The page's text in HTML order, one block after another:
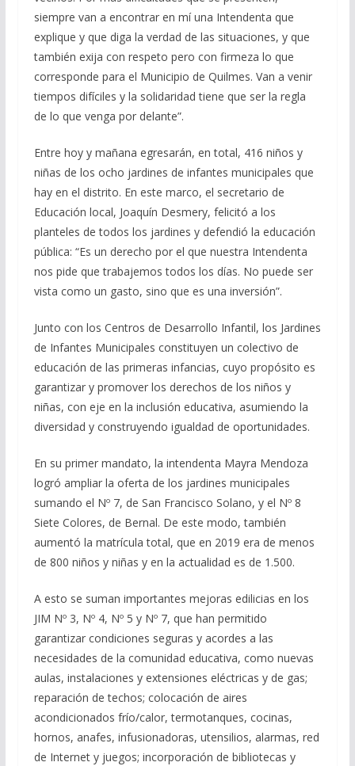
siempre van a encontrar en mí una Intendenta que
explique y que diga la verdad de las situaciones, y que
también exija con respeto pero con firmeza lo que
corresponde para el Municipio de Quilmes. Van a venir
tiempos difíciles y la solidaridad tiene que ser la regla
de lo que venga por delante”.
Entre hoy y mañana egresarán, en total, 416 niños y
niñas de los ocho jardines de infantes municipales que
hay en el distrito. En este marco, el secretario de
Educación local, Joaquín Desmery, felicitó a los
planteles de todos los jardines y defendió la educación
pública: “Es un derecho por el que nuestra Intendenta
nos pide que trabajemos todos los días. No puede ser
vista como un gasto, sino que es una inversión”.
Junto con los Centros de Desarrollo Infantil, los Jardines
de Infantes Municipales constituyen un colectivo de
educación de las primeras infancias, cuyo propósito es
garantizar y promover los derechos de los niños y
niñas, con eje en la inclusión educativa, asumiendo la
diversidad y construyendo igualdad de oportunidades.
En su primer mandato, la intendenta Mayra Mendoza
logró ampliar la oferta de los jardines municipales
sumando el Nº 7, de San Francisco Solano, y el Nº 8
Siete Colores, de Bernal. De este modo, también
aumentó la matrícula total, que en 2019 era de menos
de 800 niños y niñas y en la actualidad es de 1.500.
A esto se suman importantes mejoras edilicias en los
JIM Nº 3, Nº 4, Nº 5 y Nº 7, que han permitido
garantizar condiciones seguras y acordes a las
necesidades de la comunidad educativa, como nuevas
aulas, instalaciones y extensiones eléctricas y de gas;
reparación de techos; colocación de aires
acondicionados frío/calor, termotanques, cocinas,
hornos, anafes, infusionadoras, utensilios, alarmas, red
de Internet y juegos; incorporación de bibliotecas y